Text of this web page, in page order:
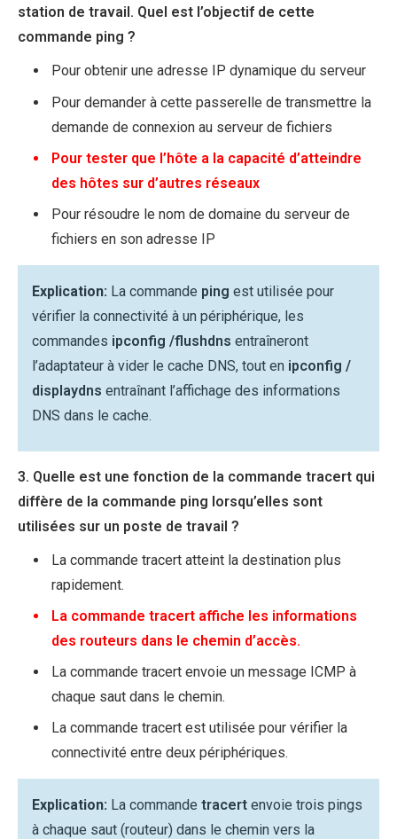
station de travail. Quel est l’objectif de cette
commande ping ?
Pour obtenir une adresse IP dynamique du serveur
Pour demander à cette passerelle de transmettre la
demande de connexion au serveur de fichiers
Pour tester que l’hôte a la capacité d’atteindre
des hôtes sur d’autres réseaux
Pour résoudre le nom de domaine du serveur de
fichiers en son adresse IP
Explication: La commande ping est utilisée pour
vérifier la connectivité à un périphérique, les
commandes ipconfig /flushdns entraîneront
l’adaptateur à vider le cache DNS, tout en ipconfig /
displaydns entraînant l’affichage des informations
DNS dans le cache.
3. Quelle est une fonction de la commande tracert qui
diffère de la commande ping lorsqu’elles sont
utilisées sur un poste de travail ?
La commande tracert atteint la destination plus
rapidement.
La commande tracert affiche les informations
des routeurs dans le chemin d’accès.
La commande tracert envoie un message ICMP à
chaque saut dans le chemin.
La commande tracert est utilisée pour vérifier la
connectivité entre deux périphériques.
Explication: La commande tracert envoie trois pings
à chaque saut (routeur) dans le chemin vers la